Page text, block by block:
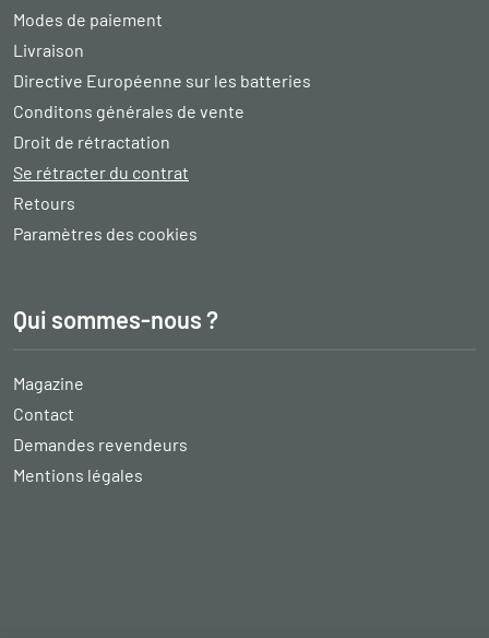
Modes de paiement
Livraison
Directive Européenne sur les batteries
Conditons générales de vente
Droit de rétractation
Se rétracter du contrat
Retours
Paramètres des cookies
Qui sommes-nous ?
Magazine
Contact
Demandes revendeurs
Mentions légales